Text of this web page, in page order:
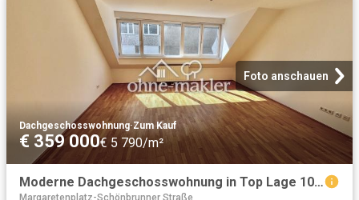
Foto anschauen
Dachgeschosswohnung·Zum Kauf
€ 359 000€ 5 790/m²
Moderne Dachgeschosswohnung in Top Lage 1060 Wien / Mariahilf
Margaretenplatz-Schönbrunner Straße